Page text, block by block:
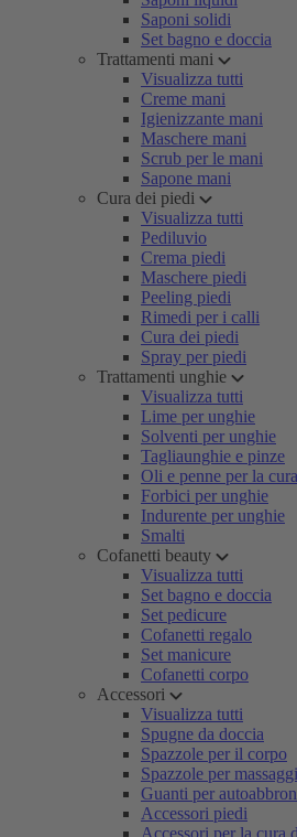
Saponi solidi
Set bagno e doccia
Trattamenti mani
Visualizza tutti
Creme mani
Igienizzante mani
Maschere mani
Scrub per le mani
Sapone mani
Cura dei piedi
Visualizza tutti
Pediluvio
Crema piedi
Maschere piedi
Peeling piedi
Rimedi per i calli
Cura dei piedi
Spray per piedi
Trattamenti unghie
Visualizza tutti
Lime per unghie
Solventi per unghie
Tagliaunghie e pinze
Oli e penne per la
Forbici per unghie
Indurente per unghie
Smalti
Cofanetti beauty
Visualizza tutti
Set bagno e doccia
Set pedicure
Cofanetti regalo
Set manicure
Cofanetti corpo
Accessori
Visualizza tutti
Spugne da doccia
Spazzole per il corpo
Spazzole per massaggi
Guanti per
Accessori piedi
Accessori per la cura